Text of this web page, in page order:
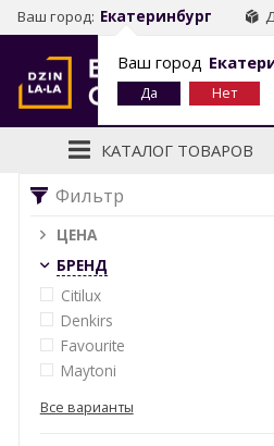
Ваш город: Екатеринбург
Ваш город
КАТАЛОГ ТОВАРОВ
Фильтр
ЦЕНА
БРЕНД
Citilux
Denkirs
Favourite
Maytoni
Все варианты